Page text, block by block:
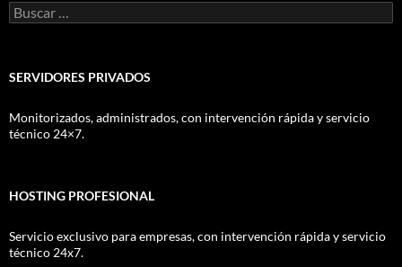
Buscar:
SERVIDORES PRIVADOS
Monitorizados, administrados, con intervención rápida y servicio
técnico 24×7.
HOSTING PROFESIONAL
Servicio exclusivo para empresas, con intervención rápida y servicio
técnico 24x7.